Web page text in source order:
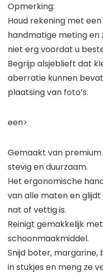
Opmerking:
Houd rekening met
handmatige meting
niet erg voordat u
Begrijp alsjeblieft dat
aberratie kunnen
plaatsing van foto’s.
een>
Gemaakt van
stevig en duurzaam.
Het ergonomische
van alle maten en
nat of vettig is.
Reinigt gemakkelijk
schoonmaakmiddel.
Snijd boter, margarine,
in stukjes en meng ze